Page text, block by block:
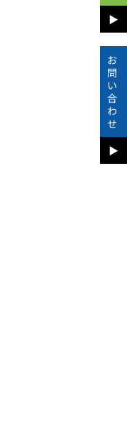
▶︎
お
問
い
合
わ
せ
▶︎